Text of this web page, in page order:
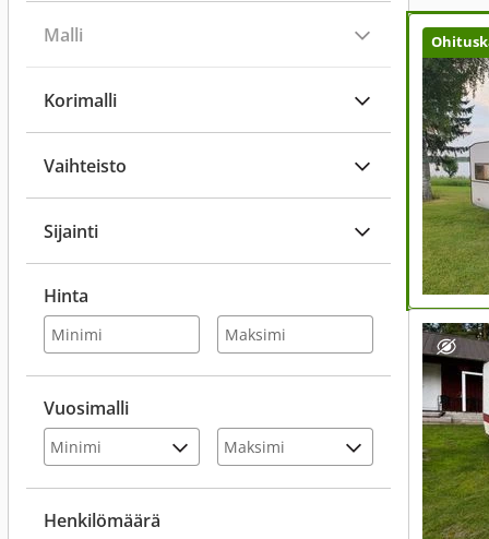
Malli
Korimalli
Vaihteisto
Sijainti
Henkilömäärä
Vuosimalli
Hinta